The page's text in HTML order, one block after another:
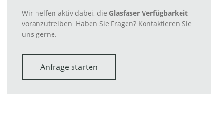
Wir helfen aktiv dabei, die Glasfaser Verfügbarkeit
voranzutreiben. Haben Sie Fragen? Kontaktieren Sie
uns gerne.
Anfrage starten